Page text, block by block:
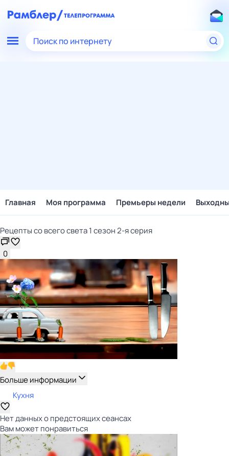
Поиск по интернету
Главная Моя программа Премьеры недели
Рецепты со всего света 1 сезон 2-я серия
0
Больше информации
Кухня
Нет данных о предстоящих сеансах
Вам может понравиться